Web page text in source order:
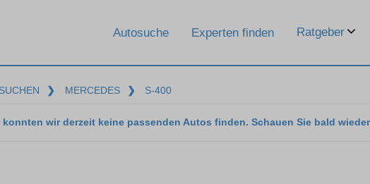
Autosuche Experten finden Ratgeber
❯ MERCEDES ❯ S-400
konnten wir derzeit keine passenden Autos finden. Schauen Sie bald